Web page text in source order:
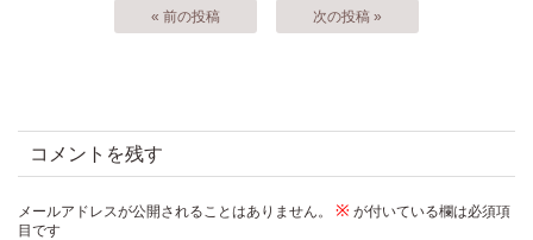
« 前の投稿 次の投稿 »
コメントを残す
メールアドレスが公開されることはありません。 ※ が付いている欄は必須項
目です